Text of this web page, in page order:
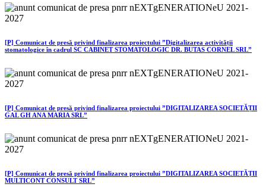
[P] Comunicat de presă privind finalizarea proiectului ”Digitalizarea activității
stomatologice în cadrul SC CABINET STOMATOLOGIC DR. BUTAS CORNEL SRL”
[P] Comunicat de presă privind finalizarea proiectului ”DIGITALIZAREA SOCIETĂȚII
GAL GH ANA MARIA SRL”
[P] Comunicat de presă privind finalizarea proiectului ”DIGITALIZAREA SOCIETĂȚII
MULTICONT CONSULT SRL”